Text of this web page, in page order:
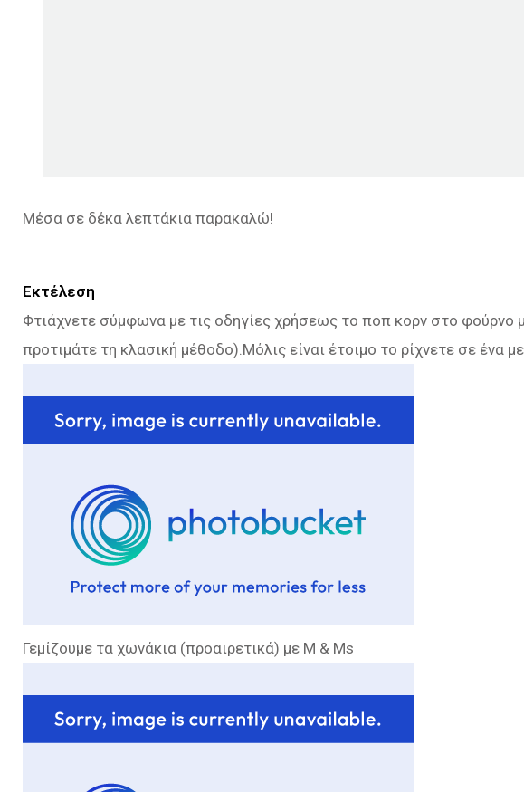
Μέσα σε δέκα λεπτάκια παρακαλώ!
Εκτέλεση
Φτιάχνετε σύμφωνα με τις οδηγίες χρήσεως το ποπ κορν στο φούρνο
προτιμάτε τη κλασική μέθοδο).Μόλις είναι έτοιμο το ρίχνετε σε ένα
Γεμίζουμε τα χωνάκια (προαιρετικά) με M & Ms